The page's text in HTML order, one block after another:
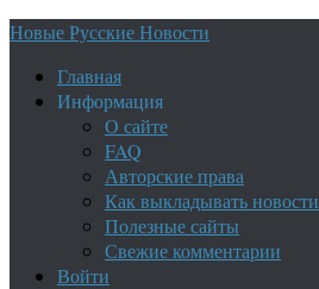
Новые Русские Новости
Главная
Информация
О сайте
FAQ
Авторские права
Как выкладывать новости
Полезные сайты
Свежие комментарии
Войти